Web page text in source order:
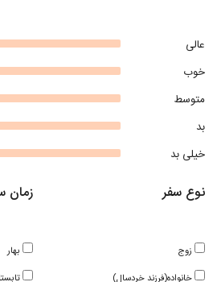
عالی
خوب
متوسط
بد
خیلی بد
زمان
بهار
نوع سفر
زوج
خانواده(فرزند خردسال)